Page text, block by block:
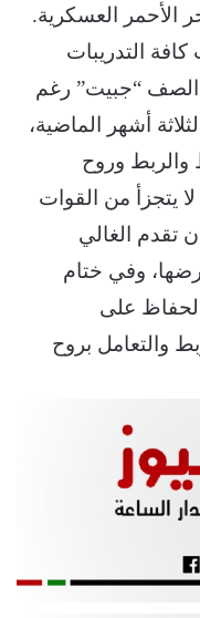
الأحمر العسكرية.
التدريبات
الصف “جبيت” رغم
أشهر الماضية،
والربط وروح
يتجزأ من القوات
تقدم الغالي
وفي ختام
على
والتعامل بروح